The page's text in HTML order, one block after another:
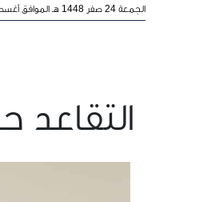
الجمعة 24 صفر 1448 هـ الموافق أغسطس 7, 2026
التقاعد